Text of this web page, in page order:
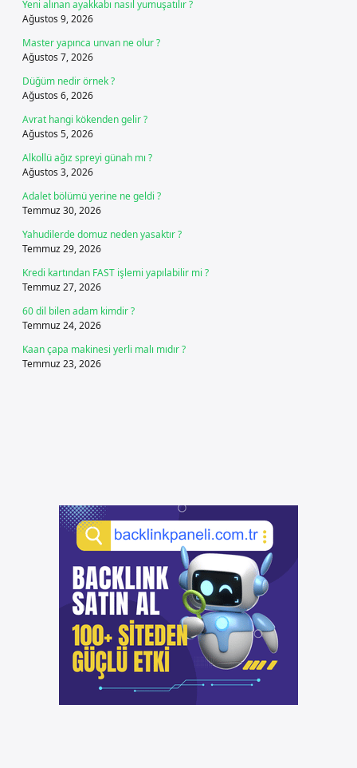
Yeni alınan ayakkabı nasıl yumuşatılır ?
Ağustos 9, 2026
Master yapınca unvan ne olur ?
Ağustos 7, 2026
Düğüm nedir örnek ?
Ağustos 6, 2026
Avrat hangi kökenden gelir ?
Ağustos 5, 2026
Alkollü ağız spreyi günah mı ?
Ağustos 3, 2026
Adalet bölümü yerine ne geldi ?
Temmuz 30, 2026
Yahudilerde domuz neden yasaktır ?
Temmuz 29, 2026
Kredi kartından FAST işlemi yapılabilir mi ?
Temmuz 27, 2026
60 dil bilen adam kimdir ?
Temmuz 24, 2026
Kaan çapa makinesi yerli malı mıdır ?
Temmuz 23, 2026